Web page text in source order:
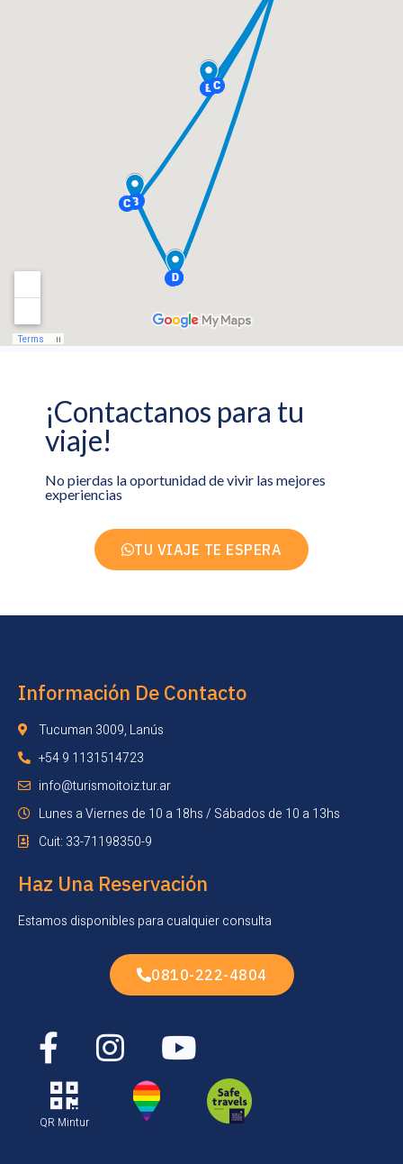
¡Contactanos para tu
viaje!
No pierdas la oportunidad de vivir las mejores
experiencias
TU VIAJE TE ESPERA
Información De Contacto
Tucuman 3009, Lanús
+54 9 1131514723
info@turismoitoiz.tur.ar
Lunes a Viernes de 10 a 18hs / Sábados de 10 a 13hs
Cuit: 33-71198350-9
Haz Una Reservación
Estamos disponibles para cualquier consulta
0810-222-4804
QR Mintur